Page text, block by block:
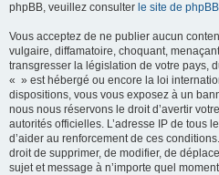
phpBB, veuillez consulter le site de phpBB
Vous acceptez de ne publier aucun
vulgaire, diffamatoire, choquant,
transgresser la législation de votre pays,
« » est hébergé ou encore la loi
dispositions, vous vous exposez à un
nous nous réservons le droit d’avertir
autorités officielles. L’adresse IP de tous
d’aider au renforcement de ces
droit de supprimer, de modifier, de
sujet et message à n’importe quel